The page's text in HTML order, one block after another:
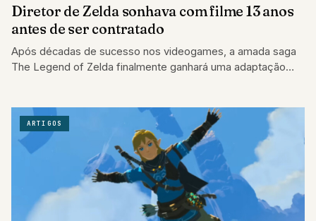
Diretor de Zelda sonhava com filme 13 anos
antes de ser contratado
Após décadas de sucesso nos videogames, a amada saga
The Legend of Zelda finalmente ganhará uma adaptação
ARTIGOS